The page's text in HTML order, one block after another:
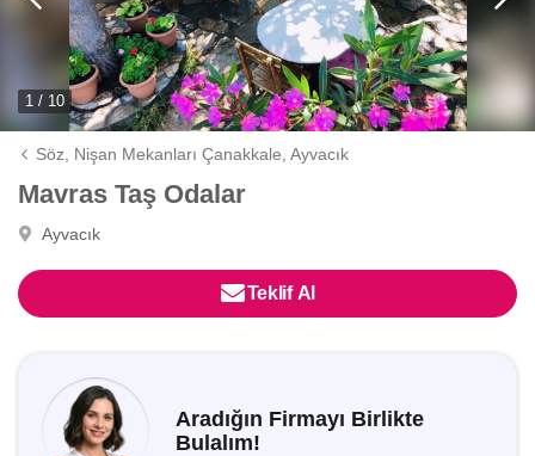
1 / 10
Söz, Nişan Mekanları Çanakkale,Ayvacık
Mavras Taş Odalar
Ayvacık
Teklif Al
Aradığın Firmayı Birlikte
Bulalım!